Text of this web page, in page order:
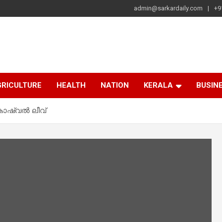
admin@sarkardaily.com
HEALTH NATION KERALA
ലീവ്